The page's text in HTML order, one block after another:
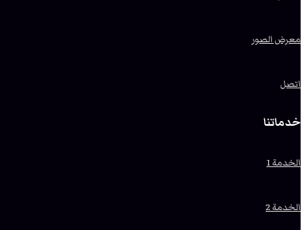
معرض الصور
اتصل
خدماتنا
الخدمة 1
الخدمة 2